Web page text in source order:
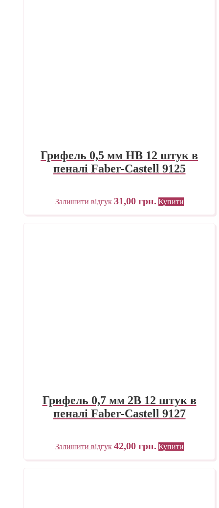
Грифель 0,5 мм HB 12 штук в
пеналі Faber-Castell 9125
Залишити відгук 31,00 грн. Купити
Грифель 0,7 мм 2B 12 штук в
пеналі Faber-Castell 9127
Залишити відгук 42,00 грн. Купити